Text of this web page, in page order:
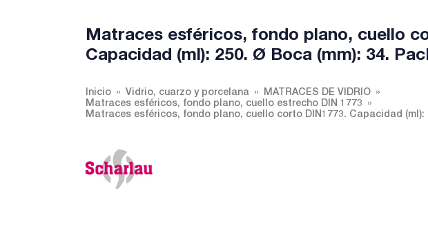
Matraces esféricos, fondo plano, cuello
Capacidad (ml): 250. Ø Boca (mm): 34.
Inicio Vidrio, cuarzo y porcelana
MATRACES DE VIDRIO
Matraces esféricos, fondo plano, cuello estrecho DIN 1773
Matraces esféricos, fondo plano, cuello corto DIN1773. Capacidad (ml):